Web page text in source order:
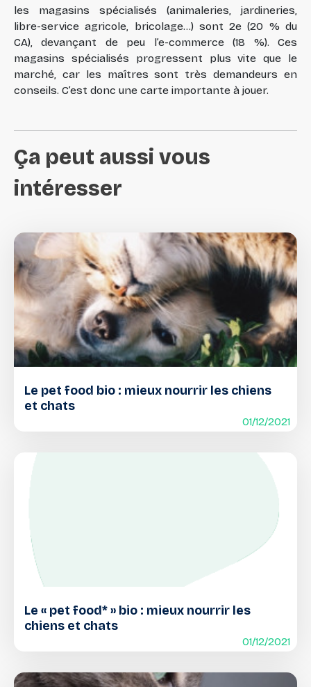
les magasins spécialisés (animaleries, jardineries,
libre-service agricole, bricolage…) sont 2e (20 % du
CA), devançant de peu l’e-commerce (18 %). Ces
magasins spécialisés progressent plus vite que le
marché, car les maîtres sont très demandeurs en
conseils. C’est donc une carte importante à jouer.
Ça peut aussi vous
intéresser
Le pet food bio : mieux nourrir les chiens
et chats
01/12/2021
Le « pet food* » bio : mieux nourrir les
chiens et chats
01/12/2021